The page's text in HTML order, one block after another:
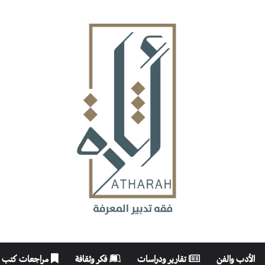
الأدب والفن تقارير ودراسات فكر وثقافة مراجعات كتب